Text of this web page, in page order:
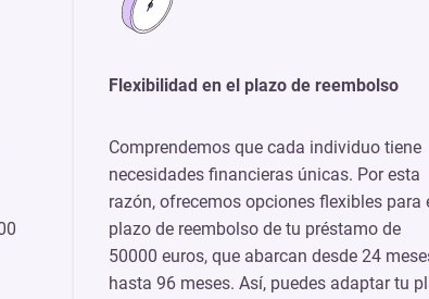
Flexibilidad en el plazo de reembolso
Comprendemos que cada individuo tiene
necesidades financieras únicas. Por esta
razón, ofrecemos opciones flexibles para
plazo de reembolso de tu préstamo de
50000 euros, que abarcan desde 24
hasta 96 meses. Así, puedes adaptar tu